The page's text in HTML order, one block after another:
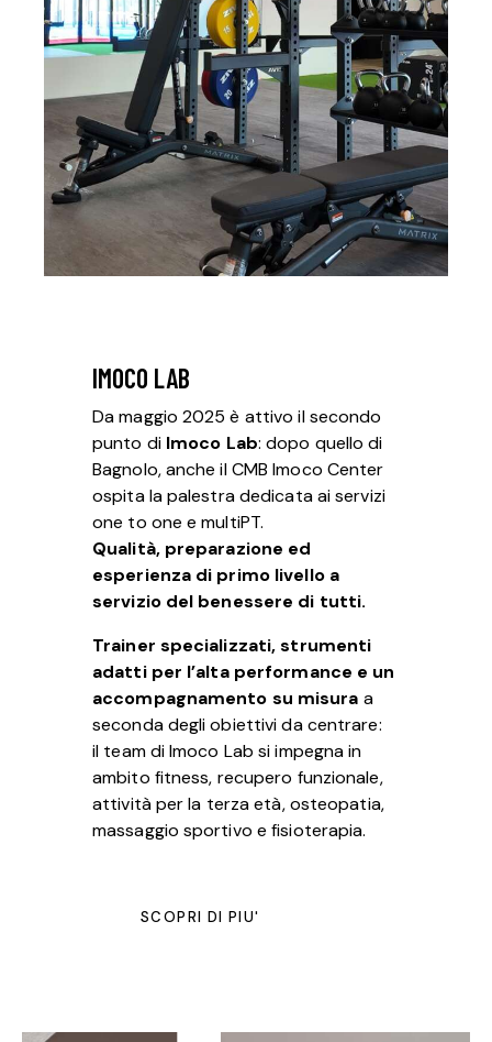
IMOCO LAB
Da maggio 2025 è attivo il secondo
punto di Imoco Lab: dopo quello di
Bagnolo, anche il CMB Imoco Center
ospita la palestra dedicata ai servizi
one to one e multiPT.
Qualità, preparazione ed
esperienza di primo livello a
servizio del benessere di tutti.
Trainer specializzati, strumenti
adatti per l’alta performance e un
accompagnamento su misura a
seconda degli obiettivi da centrare:
il team di Imoco Lab si impegna in
ambito fitness, recupero funzionale,
attività per la terza età, osteopatia,
massaggio sportivo e fisioterapia.
SCOPRI DI PIU'